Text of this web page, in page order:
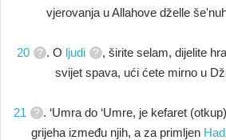
vjerovanja u Allahove dželle
20 . O ljudi
, širite selam, dijelite
svijet spava, ući ćete mirno u
21
. ‘Umra do ‘Umre, je kefaret
grijeha između njih, a za primljen